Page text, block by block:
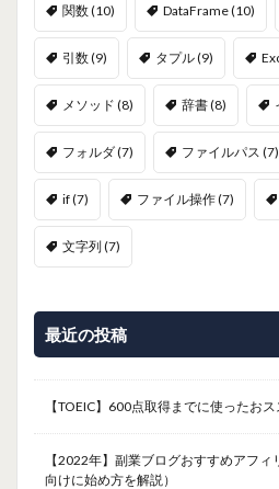
関数(10) DataFrame(10)
引数(9) タプル(9)
メソッド (8) 辞書(8)
フォルダ(7) ファイルパス (7)
if(7) ファイル操作(7)
文字列(7)
最近の投稿
【TOEIC】600点取得までに使ったお
【2022年】副業ブログおすすめアフ
向けに始め方を解説）